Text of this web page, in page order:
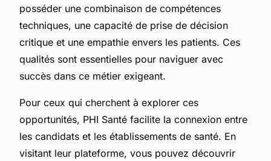
posséder une combinaison de compétences
techniques, une capacité de prise de décision
critique et une empathie envers les patients. Ces
qualités sont essentielles pour naviguer avec
succès dans ce métier exigeant.
Pour ceux qui cherchent à explorer ces
opportunités, PHI Santé facilite la connexion entre
les candidats et les établissements de santé. En
visitant leur plateforme, vous pouvez découvrir